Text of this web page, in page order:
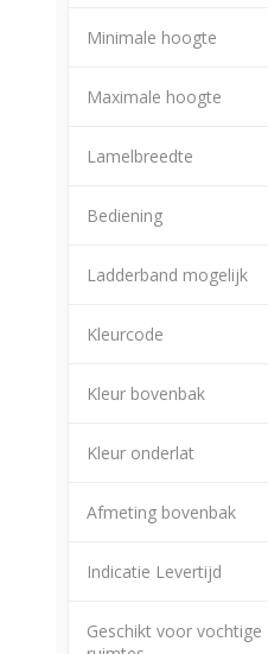
Minimale hoogte
Maximale hoogte
Lamelbreedte
Bediening
Ladderband mogelijk
Kleurcode
Kleur bovenbak
Kleur onderlat
Afmeting bovenbak
Indicatie Levertijd
Geschikt voor vochtige